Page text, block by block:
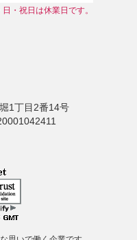
日・祝日は休業日です。
1丁目2番14号